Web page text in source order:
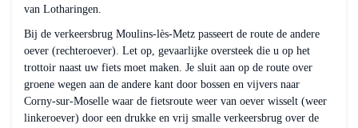
van Lotharingen.
Bij de verkeersbrug Moulins-lès-Metz passeert de route de andere
oever (rechteroever). Let op, gevaarlijke oversteek die u op het
trottoir naast uw fiets moet maken. Je sluit aan op de route over
groene wegen aan de andere kant door bossen en vijvers naar
Corny-sur-Moselle waar de fietsroute weer van oever wisselt (weer
linkeroever) door een drukke en vrij smalle verkeersbrug over de